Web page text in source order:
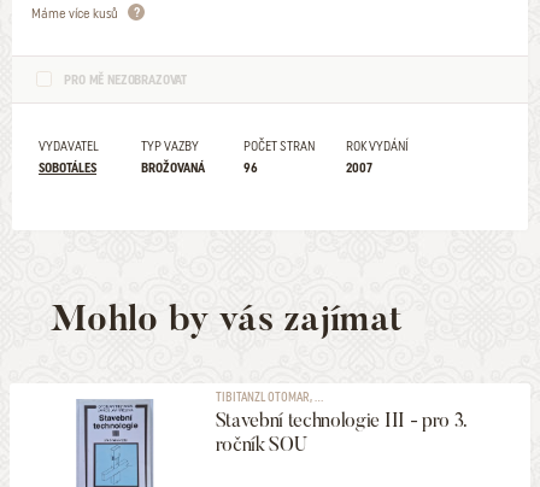
Máme více kusů
PRO MĚ NEZOBRAZOVAT
VYDAVATEL
SOBOTÁLES
TYP VAZBY
BROŽOVANÁ
POČET STRAN
96
ROK VYDÁNÍ
2007
Mohlo by vás zajímat
TIBITANZL OTOMAR, ...
Stavební technologie III - pro 3.
ročník SOU